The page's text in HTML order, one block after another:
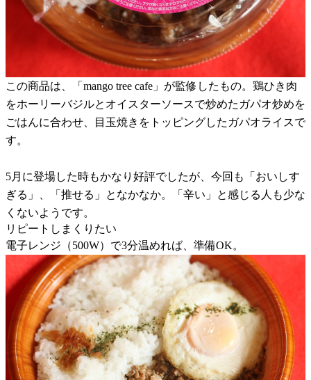
この商品は、「mango tree cafe」が監修したもの。鶏ひき肉
をホーリーバジルとオイスターソースで炒めたガパオ炒めを
ごはんに合わせ、目玉焼きをトッピングしたガパオライスで
す。
5月に登場した時もかなり好評でしたが、今回も「おいしす
ぎる」、「推せる」となかなか。「辛い」と感じる人も少な
くないようです。
リピートしまくりたい
電子レンジ（500W）で3分温めれば、準備OK。